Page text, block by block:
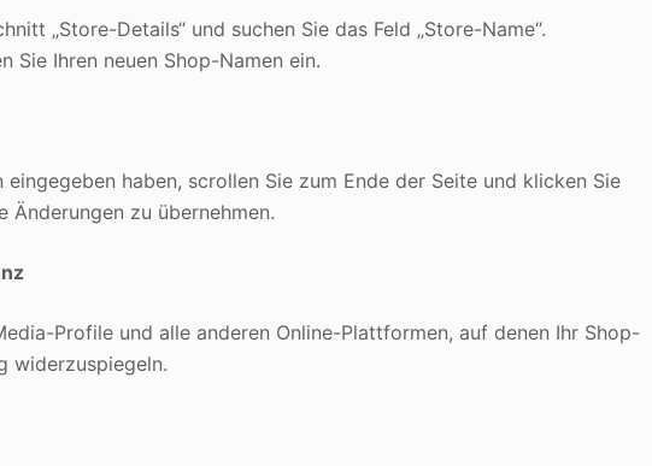
„Store-Details“ und suchen Sie das Feld „Store-Name“.
Sie Ihren neuen Shop-Namen ein.
eingegeben haben, scrollen Sie zum Ende der Seite und klicken Sie
Änderungen zu übernehmen.
Profile und alle anderen Online-Plattformen, auf denen Ihr Shop-
widerzuspiegeln.